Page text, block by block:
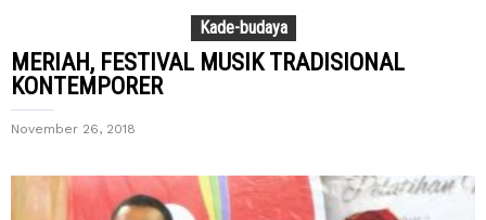
Kade-budaya
MERIAH, FESTIVAL MUSIK TRADISIONAL
KONTEMPORER
November 26, 2018